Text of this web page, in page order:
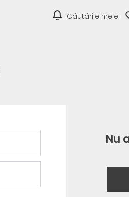
Căutările mele
Nu